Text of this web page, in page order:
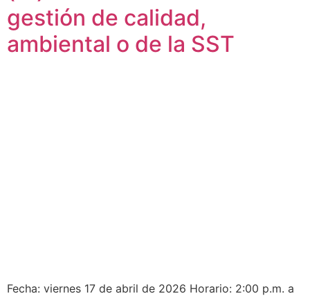
gestión de calidad,
ambiental o de la SST
Fecha: viernes 17 de abril de 2026 Horario: 2:00 p.m. a